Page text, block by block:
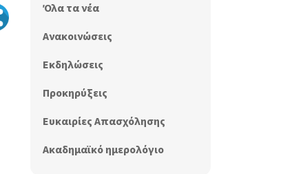
Όλα τα νέα
Ανακοινώσεις
Εκδηλώσεις
Προκηρύξεις
Ευκαιρίες Απασχόλησης
Ακαδημαϊκό ημερολόγιο